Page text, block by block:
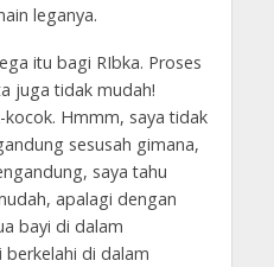
leganya.
itu bagi RIbka. Proses
juga tidak mudah!
Hmmm, saya tidak
sesusah gimana,
saya tahu
apalagi dengan
bayi di dalam
berkelahi di dalam